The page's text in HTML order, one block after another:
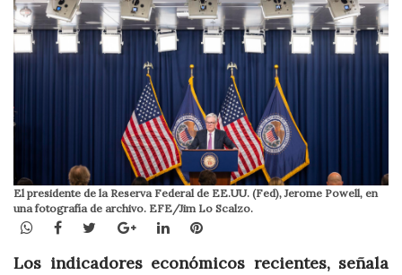
El presidente de la Reserva Federal de EE.UU. (Fed), Jerome Powell, en
una fotografía de archivo. EFE/Jim Lo Scalzo.
WhatsApp
Facebook
TwitterGoogle+LinkedInPinterest
Los indicadores económicos recientes, señala